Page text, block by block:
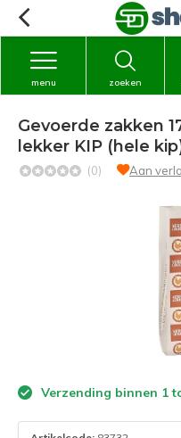
zoeken
menu
Gevoerde zakken
lekker KIP (hele
(0) Aan
Verzending binnen 1